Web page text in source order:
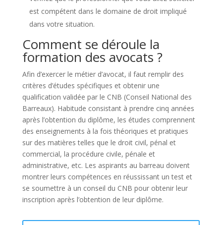
est compétent dans le domaine de droit impliqué
dans votre situation.
Comment se déroule la
formation des avocats ?
Afin d’exercer le métier d’avocat, il faut remplir des
critères d’études spécifiques et obtenir une
qualification validée par le CNB (Conseil National des
Barreaux). Habitude consistant à prendre cinq années
après l’obtention du diplôme, les études comprennent
des enseignements à la fois théoriques et pratiques
sur des matières telles que le droit civil, pénal et
commercial, la procédure civile, pénale et
administrative, etc. Les aspirants au barreau doivent
montrer leurs compétences en réussissant un test et
se soumettre à un conseil du CNB pour obtenir leur
inscription après l’obtention de leur diplôme.